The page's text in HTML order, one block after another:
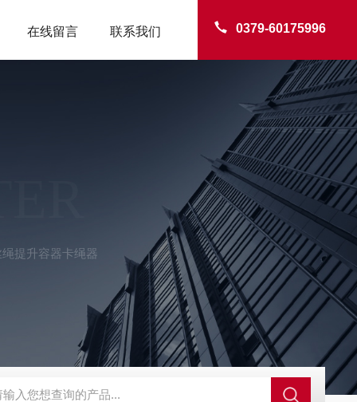
0379-60175996
在线留言 联系我们
提升容器卡绳器
开关KHXC24 井下机电设备 便携式移动液压系统总成 提升机